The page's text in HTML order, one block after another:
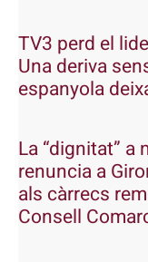
TV3 perd el
Una deriva
espanyola
La “dignitat”
renuncia a
als càrrecs
Consell